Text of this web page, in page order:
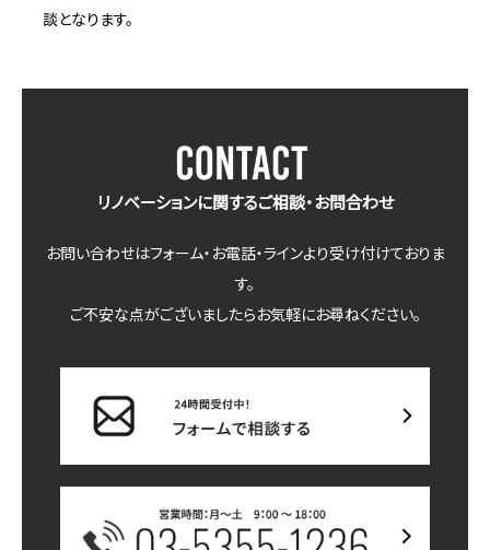
談となります。
リノベーションに関するご相談・お問合わせ
お問い合わせはフォーム・お電話・ラインより受け付けておりま
す。
ご不安な点がございましたらお気軽にお尋ねください。